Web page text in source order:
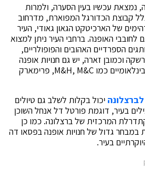
נמצאת עכשיו בעין הסערה, ולמרות
קבוצת הכדורגל המפוארת, מדרחוב
של הארכיטקט הגאון גאודי, העיר
לחובבי האופנה. ברחבי העיר ניתן למצוא
הספרדיים האהובים והפופולריים,
וכמובן זארה, יש גם חנויות אופנה
של מותגים אירופאים ובינלאומיים כמו M&H, M&C, פרימארק
לברצלונה יכול בקלות לשלב גם טיולים
בעיר, דוגמת פורטל דל אנחל השוכן
המרכזית של ברצלונה. כמו כן
במבחר גדול של חנויות אופנה בפסאו דה
בעיר.